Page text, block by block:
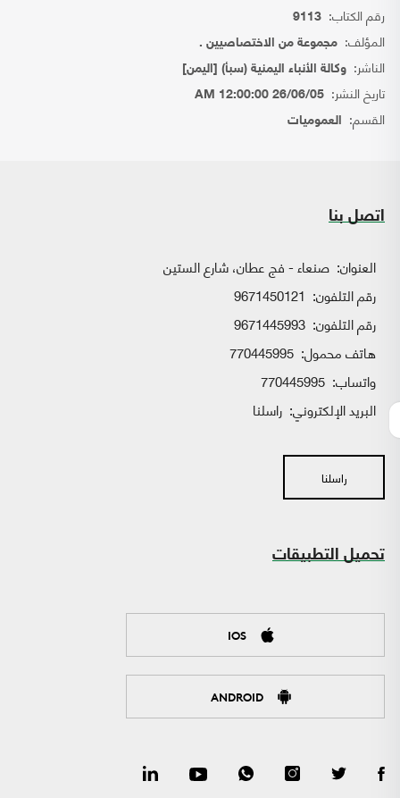
رقم الكتاب: 9113
المؤلف: مجموعة من الاختصاصيين .
الناشر: وكالة الأنباء اليمنية (سبأ) [اليمن]
تاريخ النشر: 26/06/05 12:00:00 AM
القسم: العموميات
اتصل بنا
العنوان: صنعاء - فج عطان، شارع الستين
رقم التلفون: 9671450121
رقم التلفون: 9671445993
هاتف محمول: 770445995
واتساب:
البريد الإلكتروني: راسلنا
راسلنا
تحميل التطبيقات
IOS
ANDROID